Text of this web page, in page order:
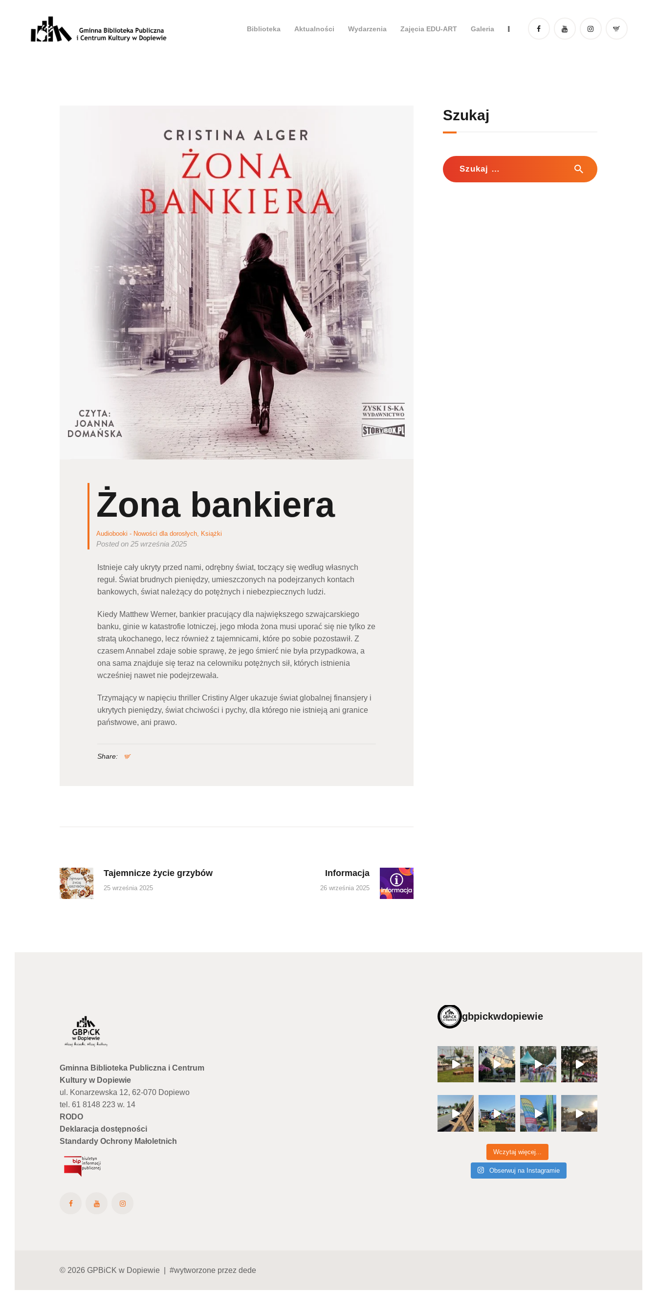
Biblioteka Aktualności Wydarzenia Zajęcia EDU-ART Galeria
Żona bankiera
Audiobooki - Nowości dla dorosłych Książki
Posted on 25 września 2025
Istnieje cały ukryty przed nami, odrębny świat, toczący się według własnych
reguł. Świat brudnych pieniędzy, umieszczonych na podejrzanych kontach
bankowych, świat należący do potężnych i niebezpiecznych ludzi.
Kiedy Matthew Werner, bankier pracujący dla największego szwajcarskiego
banku, ginie w katastrofie lotniczej, jego młoda żona musi uporać się nie tylko ze
stratą ukochanego, lecz również z tajemnicami, które po sobie pozostawił. Z
czasem Annabel zdaje sobie sprawę, że jego śmierć nie była przypadkowa, a
ona sama znajduje się teraz na celowniku potężnych sił, których istnienia
wcześniej nawet nie podejrzewała.
Trzymający w napięciu thriller Cristiny Alger ukazuje świat globalnej finansjery i
ukrytych pieniędzy, świat chciwości i pychy, dla którego nie istnieją ani granice
państwowe, ani prawo.
Share:
wpisuPrevious
post:
Tajemnicze życie grzybów
25 września 2025
Next
post:
Informacja
26 września 2025
Szukaj
Szukaj:
Gminna Biblioteka Publiczna i Centrum
Kultury w Dopiewie
ul. Konarzewska 12, 62-070 Dopiewo
tel. 61 8148 223 w. 14
RODO
Deklaracja dostępności
Standardy Ochrony Małoletnich
gbpickwdopiewie
Wczytaj więcej...
Obserwuj na Instagramie
© 2026 GPBiCK w Dopiewie | #wytworzone przez dede